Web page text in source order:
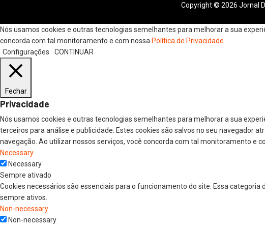
Copyright © 2026 Jornal
Nós usamos cookies e outras tecnologias semelhantes para melhorar a sua
concorda com tal monitoramento e com nossa Política de Privacidade
Configurações
CONTINUAR
Fechar
Privacidade
Nós usamos cookies e outras tecnologias semelhantes para melhorar a sua
terceiros para análise e publicidade. Estes cookies são salvos no seu navegador
navegação. Ao utilizar nossos serviços, você concorda com tal monitoramento e
Necessary
Necessary
Sempre ativado
Cookies necessários são essenciais para o funcionamento do site. Essa
sempre ativos.
Non-necessary
Non-necessary